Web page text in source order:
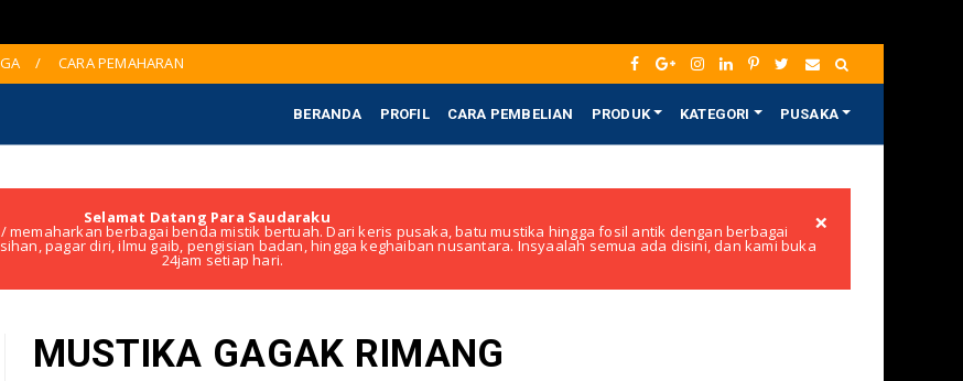
CARA PEMAHARAN
BERANDA PROFIL CARA PEMBELIAN PRODUK KATEGORI PUSAKA
×
Selamat Datang Para Saudaraku
memaharkan berbagai benda mistik bertuah. Dari keris pusaka, batu mustika hingga fosil antik dengan berbagai
pagar diri, ilmu gaib, pengisian badan, hingga keghaiban nusantara. Insyaalah semua ada disini, dan kami buka
24jam setiap hari.
MUSTIKA GAGAK RIMANG